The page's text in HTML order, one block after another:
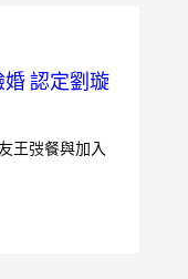
認定劉璇
王弢餐與加入